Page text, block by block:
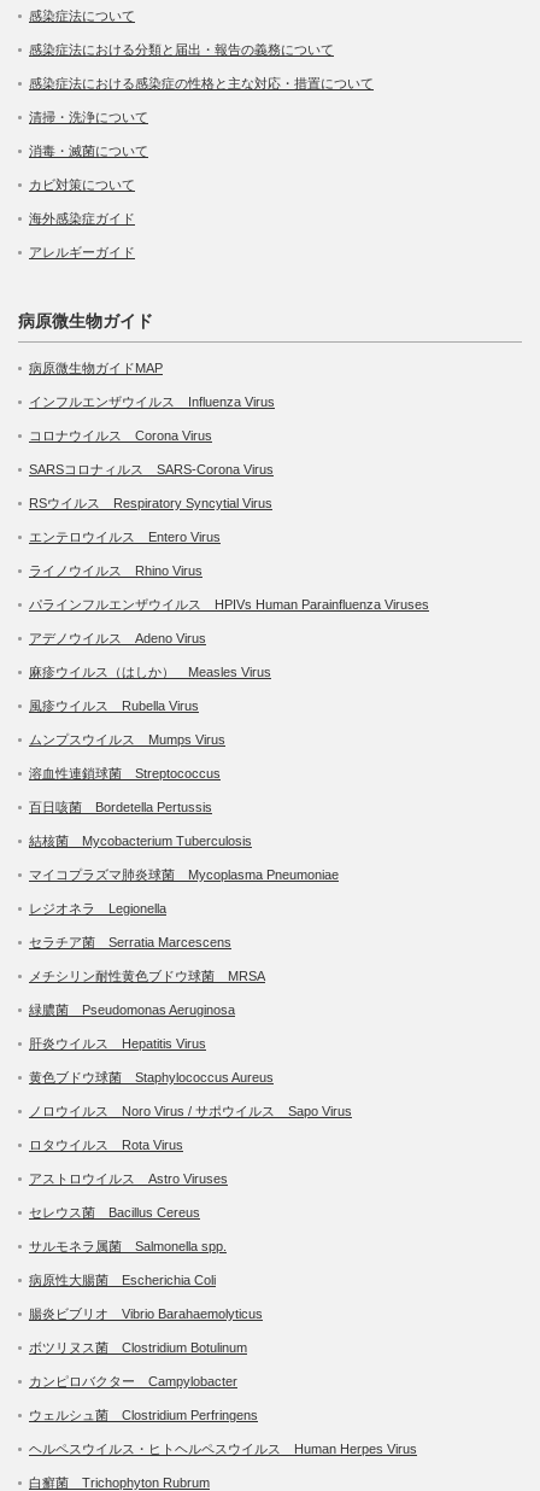
感染症法について
感染症法における分類と届出・報告の義務について
感染症法における感染症の性格と主な対応・措置について
清掃・洗浄について
消毒・滅菌について
カビ対策について
海外感染症ガイド
アレルギーガイド
病原微生物ガイド
病原微生物ガイドMAP
インフルエンザウイルス Influenza Virus
コロナウイルス Corona Virus
SARSコロナィルス SARS-Corona Virus
RSウイルス Respiratory Syncytial Virus
エンテロウイルス Entero Virus
ライノウイルス Rhino Virus
パラインフルエンザウイルス HPIVs Human Parainfluenza Viruses
アデノウイルス Adeno Virus
麻疹ウイルス（はしか） Measles Virus
風疹ウイルス Rubella Virus
ムンプスウイルス Mumps Virus
溶血性連鎖球菌 Streptococcus
百日咳菌 Bordetella Pertussis
結核菌 Mycobacterium Tuberculosis
マイコプラズマ肺炎球菌 Mycoplasma Pneumoniae
レジオネラ Legionella
セラチア菌 Serratia Marcescens
メチシリン耐性黄色ブドウ球菌 MRSA
緑膿菌 Pseudomonas Aeruginosa
肝炎ウイルス Hepatitis Virus
黄色ブドウ球菌 Staphylococcus Aureus
ノロウイルス Noro Virus / サポウイルス Sapo Virus
ロタウイルス Rota Virus
アストロウイルス Astro Viruses
セレウス菌 Bacillus Cereus
サルモネラ属菌 Salmonella spp.
病原性大腸菌 Escherichia Coli
腸炎ビブリオ Vibrio Barahaemolyticus
ボツリヌス菌 Clostridium Botulinum
カンピロバクター Campylobacter
ウェルシュ菌 Clostridium Perfringens
ヘルペスウイルス・ヒトヘルペスウイルス Human Herpes Virus
白癬菌 Trichophyton Rubrum